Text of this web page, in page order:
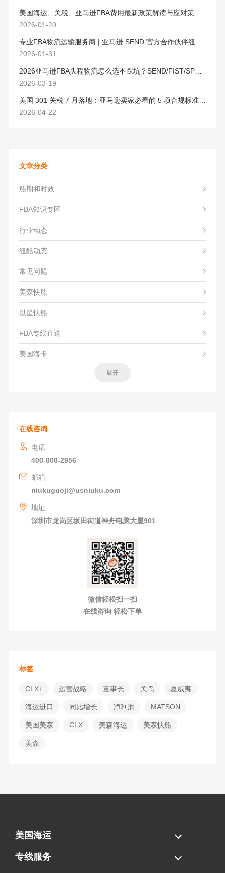
美国海运、关税、亚马逊FBA费用最新政策解读与应对策略（2026版）
2026-01-20
2026-01-31
2026亚马逊FBA头程物流怎么选不踩坑？SEND/FIST/SPN官方认证物流商，只有这家敢承诺“准达率第一”
2026-03-19
美国 301 关税 7 月落地：亚马逊卖家必看的 5 项合规标准与稳交付方案
2026-04-22
文章分类
船期和时效
FBA知识专区
行业动态
纽酷动态
常见问题
美森快船
以星快船
FBA专线直送
美国海卡
展开
在线咨询
电话
400-808-2956
邮箱
niukuguoji@usniuku.com
地址
深圳市龙岗区坂田街道神舟电脑大厦901
微信轻松扫一扫
在线咨询 轻松下单
标签
CLX+ 运营战略 董事⻓ 关岛 夏威夷
海运进口 同比增长 净利润 MATSON
美国美森 CLX 美森海运 美森快船
美森
美国海运
海运拼柜
海运整柜
美国海卡
加拿大海运
专线服务